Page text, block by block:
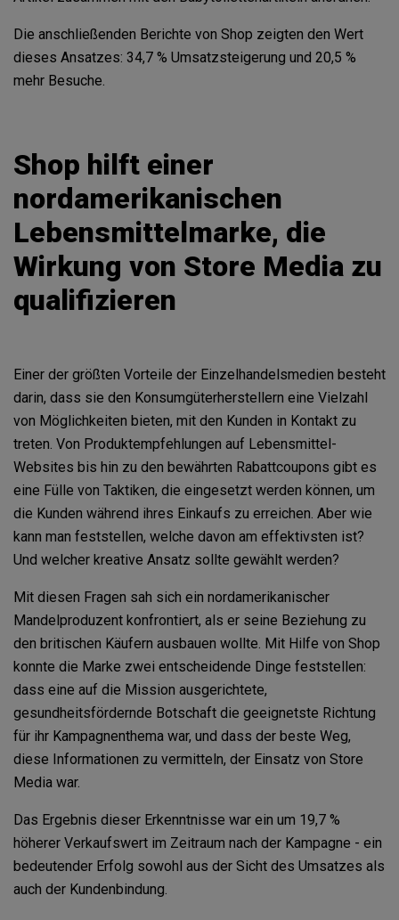
Die anschließenden Berichte von Shop zeigten den Wert
dieses Ansatzes: 34,7 % Umsatzsteigerung und 20,5 %
mehr Besuche.
Shop hilft einer
nordamerikanischen
Lebensmittelmarke, die
Wirkung von Store Media zu
qualifizieren
Einer der größten Vorteile der Einzelhandelsmedien besteht
darin, dass sie den Konsumgüterherstellern eine Vielzahl
von Möglichkeiten bieten, mit den Kunden in Kontakt zu
treten. Von Produktempfehlungen auf Lebensmittel-
Websites bis hin zu den bewährten Rabattcoupons gibt es
eine Fülle von Taktiken, die eingesetzt werden können, um
die Kunden während ihres Einkaufs zu erreichen. Aber wie
kann man feststellen, welche davon am effektivsten ist?
Und welcher kreative Ansatz sollte gewählt werden?
Mit diesen Fragen sah sich ein nordamerikanischer
Mandelproduzent konfrontiert, als er seine Beziehung zu
den britischen Käufern ausbauen wollte. Mit Hilfe von Shop
konnte die Marke zwei entscheidende Dinge feststellen:
dass eine auf die Mission ausgerichtete,
gesundheitsfördernde Botschaft die geeignetste Richtung
für ihr Kampagnenthema war, und dass der beste Weg,
diese Informationen zu vermitteln, der Einsatz von Store
Media war.
Das Ergebnis dieser Erkenntnisse war ein um 19,7 %
höherer Verkaufswert im Zeitraum nach der Kampagne - ein
bedeutender Erfolg sowohl aus der Sicht des Umsatzes als
auch der Kundenbindung.